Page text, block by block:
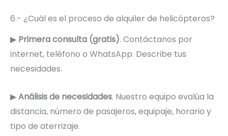
6.- ¿Cuál es el proceso de alquiler de helicópteros?
▶ Primera consulta (gratis). Contáctanos por
internet, teléfono o WhatsApp. Describe tus
necesidades.
▶Análisis de necesidades. Nuestro equipo evalúa la
distancia, número de pasajeros, equipaje, horario y
tipo de aterrizaje.